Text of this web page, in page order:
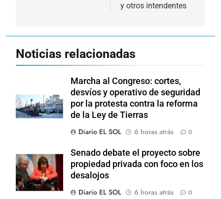
y otros intendentes
Noticias relacionadas
Marcha al Congreso: cortes,
desvíos y operativo de seguridad
por la protesta contra la reforma
de la Ley de Tierras
Diario EL SOL
6 horas atrás 0
Senado debate el proyecto sobre
propiedad privada con foco en los
desalojos
Diario EL SOL
6 horas atrás 0